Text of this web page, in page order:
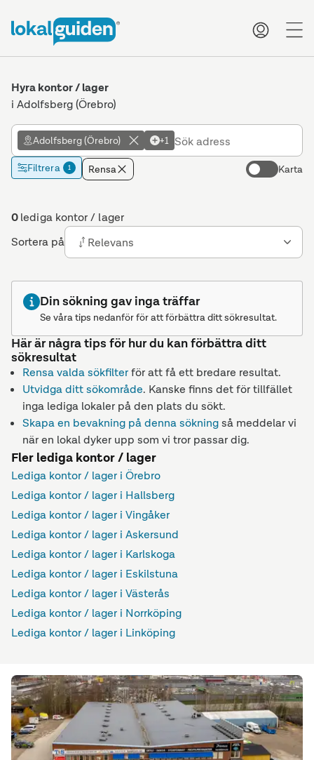
Hyra kontor / lager
i Adolfsberg (Örebro)
Adolfsberg (Örebro) +1
Filtrera 1 Rensa Karta
0lediga kontor / lager
Sortera på
Relevans
Din sökning gav inga träffar
Se våra tips nedanför för att förbättra ditt sökresultat.
Här är några tips för hur du kan förbättra ditt
sökresultat
Rensa valda sökfilterför att få ett bredare resultat.
Utvidga ditt sökområde. Kanske finns det för tillfället
inga lediga lokaler på den plats du sökt.
Skapa en bevakning på denna sökningså meddelar vi
när en lokal dyker upp som vi tror passar dig.
Fler lediga kontor / lager
Lediga kontor / lager i Örebro
Lediga kontor / lager i Hallsberg
Lediga kontor / lager i Vingåker
Lediga kontor / lager i Askersund
Lediga kontor / lager i Karlskoga
Lediga kontor / lager i Eskilstuna
Lediga kontor / lager i Västerås
Lediga kontor / lager i Norrköping
Lediga kontor / lager i Linköping